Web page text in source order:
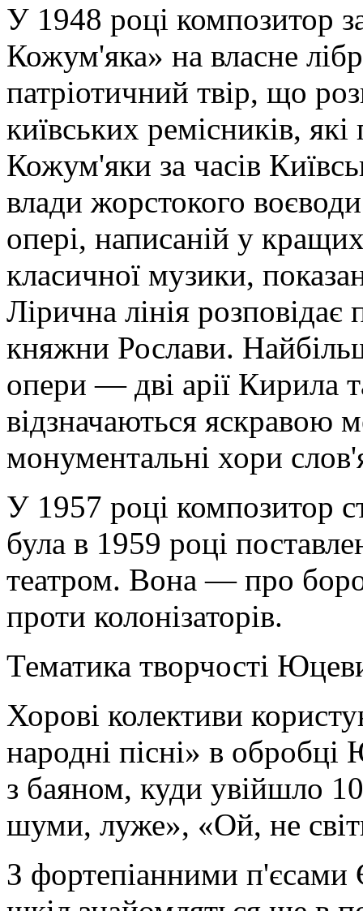
У 1948 році композитор
Кожум'яка» на власне
патріотичний твір, що
київських ремісників,
Кожум'яки за часів
влади жорстокого
опері, написаній у
класичної музики,
Лірична лінія
княжни Рослави.
опери — дві арії Кирила
відзначаються яскравою
монументальні хори
У 1957 році композитор
була в 1959 році
театром. Вона — про
проти колонізаторів.
Тематика творчості
Хорові колективи
народні пісні» в
з баяном, куди увійшло
шуми, луже», «Ой, не
З фортепіанними